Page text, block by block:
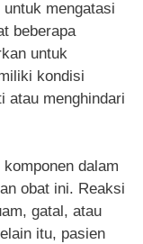
mengatasi
beberapa
untuk
kondisi
atau menghindari
dalam
obat ini. Reaksi
gatal, atau
itu, pasien